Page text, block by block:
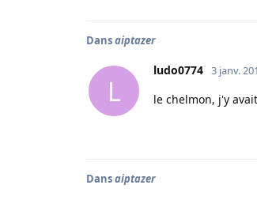
Dansaiptazer
L
ludo0774 3 janv.
le chelmon, j'y
Dansaiptazer